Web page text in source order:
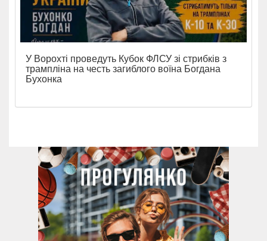
У Ворохті проведуть Кубок ФЛСУ зі стрибків з
трампліна на честь загиблого воїна Богдана
Бухонка